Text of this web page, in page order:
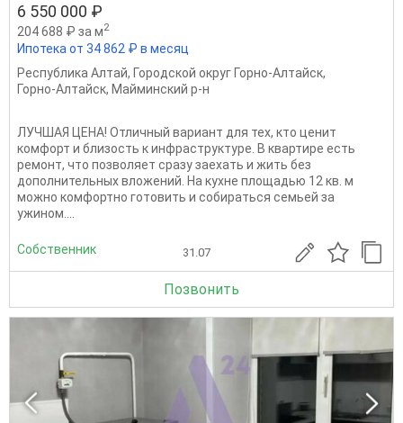
6 550 000 ₽
204 688 ₽ за м2
Ипотека от 34 862 ₽ в месяц
Республика Алтай, Городской округ Горно-Алтайск,
Горно-Алтайск, Майминский р-н
ЛУЧШАЯ ЦЕНА! Отличный вариант для тех, кто ценит
комфорт и близость к инфраструктуре. В квартире есть
ремонт, что позволяет сразу заехать и жить без
дополнительных вложений. На кухне площадью 12 кв. м
можно комфортно готовить и собираться семьей за
ужином....
Собственник 31.07
Позвонить